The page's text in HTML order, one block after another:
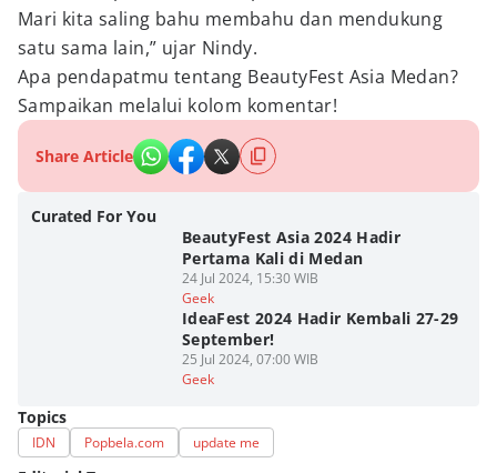
Mari kita saling bahu membahu dan mendukung
satu sama lain,” ujar Nindy.
Apa pendapatmu tentang BeautyFest Asia Medan?
Sampaikan melalui kolom komentar!
Share Article
Curated For You
BeautyFest Asia 2024 Hadir
Pertama Kali di Medan
24 Jul 2024, 15:30 WIB
Geek
IdeaFest 2024 Hadir Kembali 27-29
September!
25 Jul 2024, 07:00 WIB
Geek
Topics
IDN Popbela.com update me